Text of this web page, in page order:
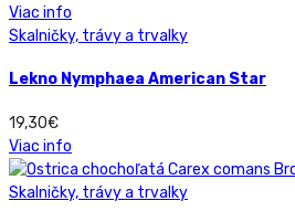
Viac info
Skalničky, trávy a trvalky
Lekno Nymphaea American Star
19,30€
Viac info
Skalničky, trávy a trvalky